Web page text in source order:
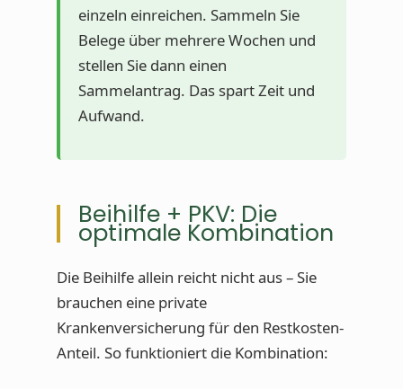
einzeln einreichen. Sammeln Sie
Belege über mehrere Wochen und
stellen Sie dann einen
Sammelantrag. Das spart Zeit und
Aufwand.
Beihilfe + PKV: Die
optimale Kombination
Die Beihilfe allein reicht nicht aus – Sie
brauchen eine private
Krankenversicherung für den Restkosten-
Anteil. So funktioniert die Kombination: